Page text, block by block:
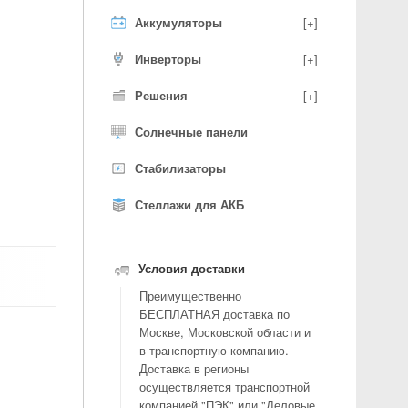
Аккумуляторы [+]
Инверторы [+]
Решения [+]
Солнечные панели
Стабилизаторы
Стеллажи для АКБ
Условия доставки
Преимущественно
БЕСПЛАТНАЯ доставка по
Москве, Московской области и
в транспортную компанию.
Доставка в регионы
осуществляется транспортной